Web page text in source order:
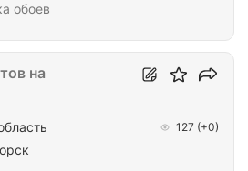
обоев
на
127 (+0)